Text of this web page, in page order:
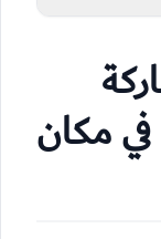
في مكان